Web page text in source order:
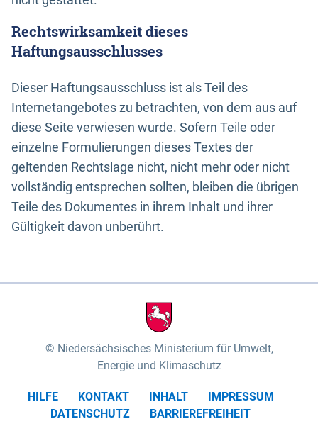
Rechtswirksamkeit dieses
Haftungsausschlusses
Dieser Haftungsausschluss ist als Teil des
Internetangebotes zu betrachten, von dem aus auf
diese Seite verwiesen wurde. Sofern Teile oder
einzelne Formulierungen dieses Textes der
geltenden Rechtslage nicht, nicht mehr oder nicht
vollständig entsprechen sollten, bleiben die übrigen
Teile des Dokumentes in ihrem Inhalt und ihrer
Gültigkeit davon unberührt.
Niedersächsisches Ministerium für Umwelt,
Energie und Klimaschutz
HILFE KONTAKT INHALT
IMPRESSUM
DATENSCHUTZ
BARRIEREFREIHEIT